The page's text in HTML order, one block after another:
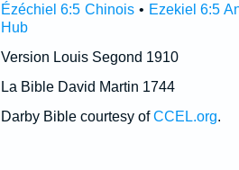
Ézéchiel 6:5 Chinois • Ezekiel 6:5
Hub
Version Louis Segond 1910
La Bible David Martin 1744
Darby Bible courtesy ofCCEL.org.